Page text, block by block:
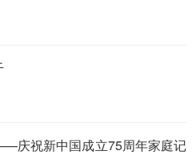
庆祝新中国成立75周年家庭记